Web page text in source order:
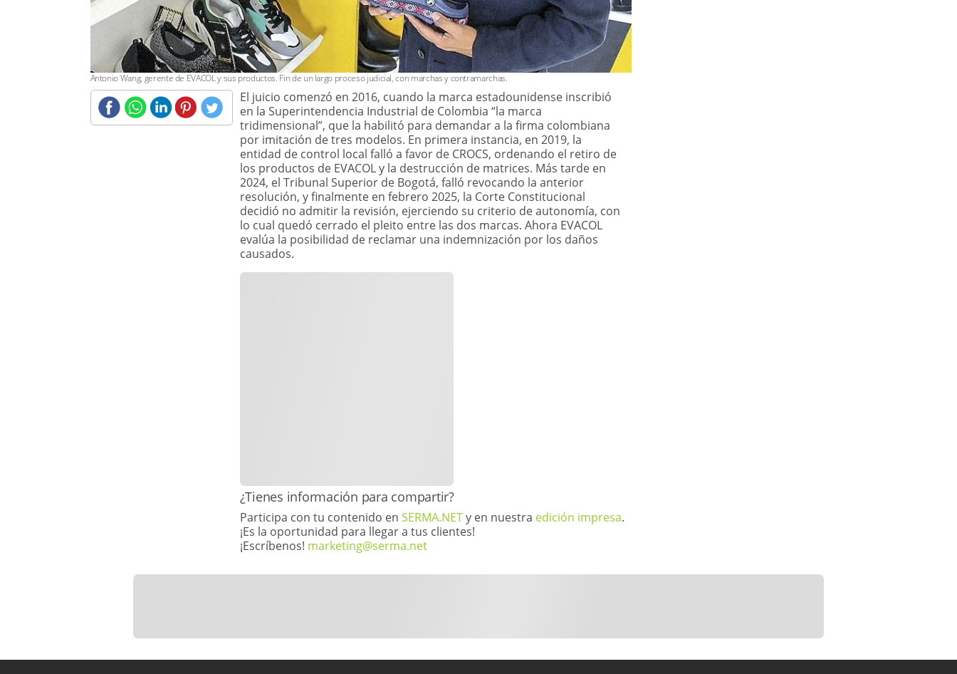
​Antonio Wang, gerente de EVACOL y sus productos. Fin de un largo proceso judicial, con marchas y contramarchas.
​El juicio comenzó en 2016, cuando la marca estadounidense inscribió
en la Superintendencia Industrial de Colombia “la marca
tridimensional”, que la habilitó para demandar a la firma colombiana
por imitación de tres modelos. En primera instancia, en 2019, la
entidad de control local falló a favor de CROCS, ordenando el retiro de
los productos de EVACOL y la destrucción de matrices. Más tarde en
2024, el Tribunal Superior de Bogotá, falló revocando la anterior
resolución, y finalmente en febrero 2025, la Corte Constitucional
decidió no admitir la revisión, ejerciendo su criterio de autonomía, con
lo cual quedó cerrado el pleito entre las dos marcas. Ahora EVACOL
evalúa la posibilidad de reclamar una indemnización por los daños
causados.
​​¿Tienes información para compartir?
Participa con tu contenido en SERMA.NETy en nuestra edición impresa.
¡Es la oportunidad para llegar a tus clientes!
¡Escríbenos! marketing@serma.net